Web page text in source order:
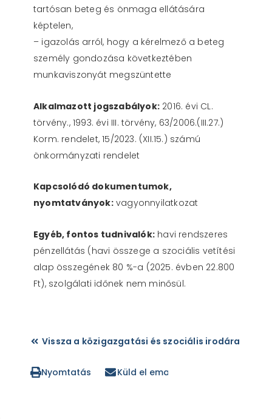
tartósan beteg és önmaga ellátására
képtelen,
– igazolás arról, hogy a kérelmező a beteg
személy gondozása következtében
munkaviszonyát megszüntette
Alkalmazott jogszabályok: 2016. évi CL.
törvény., 1993. évi III. törvény, 63/2006.(III.27.)
Korm. rendelet, 15/2023. (XII.15.) számú
önkormányzati rendelet
Kapcsolódó dokumentumok,
nyomtatványok:vagyonnyilatkozat
Egyéb, fontos tudnivalók: havi rendszeres
pénzellátás (havi összege a szociális vetítési
alap összegének 80 %-a (2025. évben 22.800
Ft), szolgálati időnek nem minősül.
Vissza a közigazgatási és szociális irodára
Nyomtatás Küld el emailben